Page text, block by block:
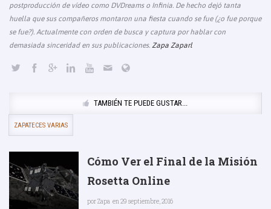
postproducción de vídeo como DVDreams o Infinia. De hecho dejó tanta
huella que sus compañeros montaron una fiesta cuando se fue (¿o fue porque
se fue?). Actualmente con orden de busca y captura por hablar con
demasiada sinceridad en sus publicaciones. Zapa Zaparl
TAMBIÉN TE PUEDE GUSTAR...
ZAPATECES VARIAS
Cómo Ver el Final de la Misión
Rosetta Online
porZapa en 29 septiembre, 2016